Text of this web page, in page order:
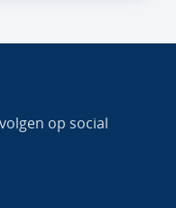
op social